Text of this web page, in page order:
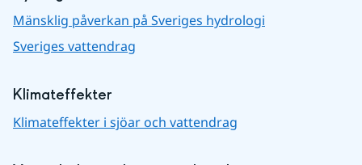
Mänsklig påverkan på Sveriges hydrologi
Sveriges vattendrag
Klimateffekter
Klimateffekter i sjöar och vattendrag